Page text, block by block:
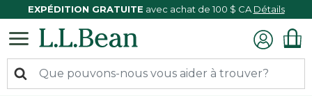
EXPÉDITION GRATUITE avec achat de 100 $ CA Détails